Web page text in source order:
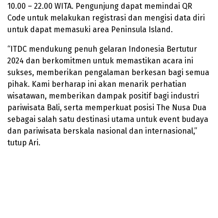
10.00 – 22.00 WITA. Pengunjung dapat memindai QR
Code untuk melakukan registrasi dan mengisi data diri
untuk dapat memasuki area Peninsula Island.
“ITDC mendukung penuh gelaran Indonesia Bertutur
2024 dan berkomitmen untuk memastikan acara ini
sukses, memberikan pengalaman berkesan bagi semua
pihak. Kami berharap ini akan menarik perhatian
wisatawan, memberikan dampak positif bagi industri
pariwisata Bali, serta memperkuat posisi The Nusa Dua
sebagai salah satu destinasi utama untuk event budaya
dan pariwisata berskala nasional dan internasional,”
tutup Ari.